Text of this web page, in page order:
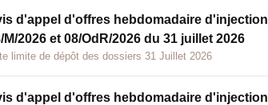
d'appel d'offres hebdomadaire d'injection
M/2026 et 08/OdR/2026 du 31 juillet 2026
limite de dépôt des dossiers 31 Juillet 2026
d'appel d'offres hebdomadaire